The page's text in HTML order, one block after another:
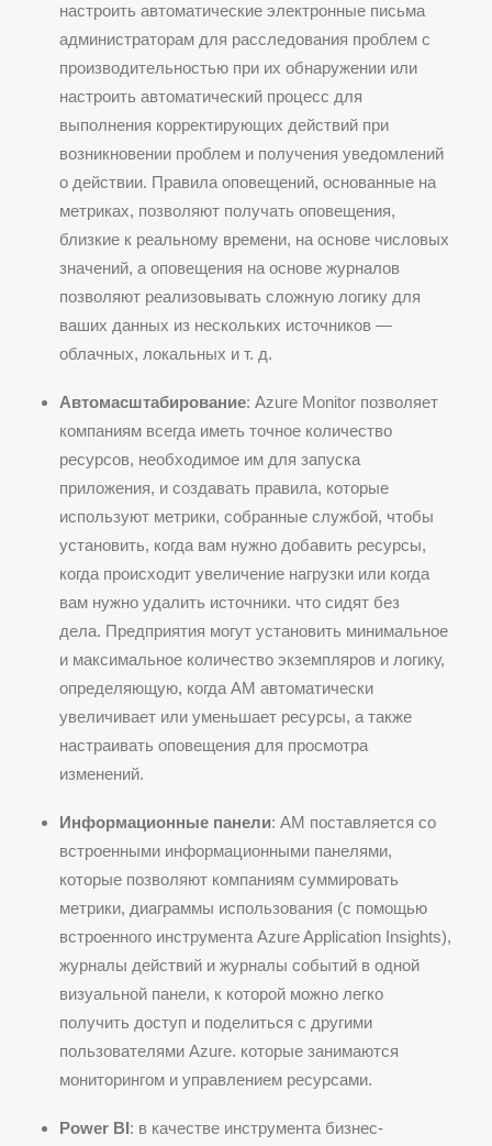
настроить автоматические электронные письма
администраторам для расследования проблем с
производительностью при их обнаружении или
настроить автоматический процесс для
выполнения корректирующих действий при
возникновении проблем и получения уведомлений
о действии. Правила оповещений, основанные на
метриках, позволяют получать оповещения,
близкие к реальному времени, на основе числовых
значений, а оповещения на основе журналов
позволяют реализовывать сложную логику для
ваших данных из нескольких источников —
облачных, локальных и т. д.
Автомасштабирование: Azure Monitor позволяет
компаниям всегда иметь точное количество
ресурсов, необходимое им для запуска
приложения, и создавать правила, которые
используют метрики, собранные службой, чтобы
установить, когда вам нужно добавить ресурсы,
когда происходит увеличение нагрузки или когда
вам нужно удалить источники. что сидят без
дела. Предприятия могут установить минимальное
и максимальное количество экземпляров и логику,
определяющую, когда AM автоматически
увеличивает или уменьшает ресурсы, а также
настраивать оповещения для просмотра
изменений.
Информационные панели: AM поставляется со
встроенными информационными панелями,
которые позволяют компаниям суммировать
метрики, диаграммы использования (с помощью
встроенного инструмента Azure Application Insights),
журналы действий и журналы событий в одной
визуальной панели, к которой можно легко
получить доступ и поделиться с другими
пользователями Azure. которые занимаются
мониторингом и управлением ресурсами.
Power BI: в качестве инструмента бизнес-